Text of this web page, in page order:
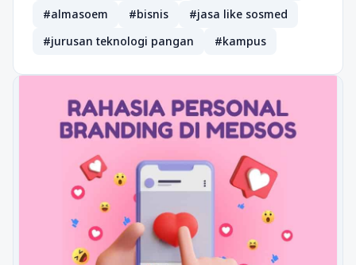
#almasoem
#bisnis
#jasa like sosmed
#jurusan teknologi pangan
#kampus